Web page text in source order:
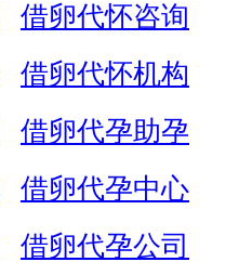
借卵代怀咨询
借卵代怀机构
借卵代孕助孕
借卵代孕中心
借卵代孕公司